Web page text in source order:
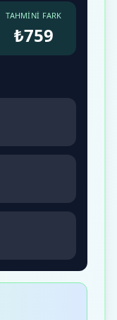
TAHMINI FARK
₺759